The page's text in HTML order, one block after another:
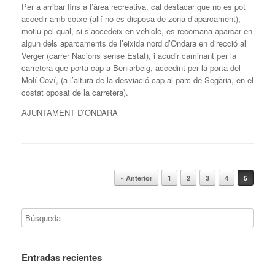
Per a arribar fins a l’àrea recreativa, cal destacar que no es pot
accedir amb cotxe (allí no es disposa de zona d’aparcament),
motiu pel qual, si s’accedeix en vehicle, es recomana aparcar en
algun dels aparcaments de l’eixida nord d’Ondara en direcció al
Verger (carrer Nacions sense Estat), i acudir caminant per la
carretera que porta cap a Beniarbeig, accedint per la porta del
Molí Coví, (a l’altura de la desviació cap al parc de Segària, en el
costat oposat de la carretera).
AJUNTAMENT D’ONDARA
« Anterior 1 2 3 4 5
Entradas recientes